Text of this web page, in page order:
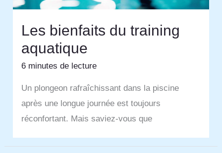
Les bienfaits du training
aquatique
6 minutes de lecture
Un plongeon rafraîchissant dans la piscine
après une longue journée est toujours
réconfortant. Mais saviez-vous que